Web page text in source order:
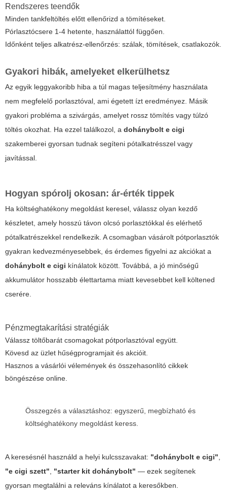
Rendszeres teendők
Minden tankfeltöltés előtt ellenőrizd a tömítéseket.
Pórlasztócsere 1-4 hetente, használattól függően.
Időnként teljes alkatrész-ellenőrzés: szálak, tömítések, csatlakozók.
Gyakori hibák, amelyeket elkerülhetsz
Az egyik leggyakoribb hiba a túl magas teljesítmény használata
nem megfelelő porlasztóval, ami égetett ízt eredményez. Másik
gyakori probléma a szivárgás, amelyet rossz tömítés vagy túlzó
töltés okozhat. Ha ezzel találkozol, a dohánybolt e cigi
szakemberei gyorsan tudnak segíteni pótalkatrésszel vagy
javítással.
Hogyan spórolj okosan: ár-érték tippek
Ha költséghatékony megoldást keresel, válassz olyan kezdő
készletet, amely hosszú távon olcsó porlasztókkal és elérhető
pótalkatrészekkel rendelkezik. A csomagban vásárolt pótporlasztók
gyakran kedvezményesebbek, és érdemes figyelni az akciókat a
dohánybolt e cigi kínálatok között. Továbbá, a jó minőségű
akkumulátor hosszabb élettartama miatt kevesebbet kell költened
cserére.
Pénzmegtakarítási stratégiák
Válassz töltőbarát csomagokat pótporlasztóval együtt.
Kövesd az üzlet hűségprogramjait és akcióit.
Hasznos a vásárlói vélemények és összehasonlító cikkek
böngészése online.
Összegzés a választáshoz: egyszerű, megbízható és
költséghatékony megoldást keress.
A keresésnél használd a helyi kulcsszavakat: "dohánybolt e cigi"
"e cigi szett"
"starter kit dohánybolt" — ezek segítenek
gyorsan megtalálni a releváns kínálatot a keresőkben.